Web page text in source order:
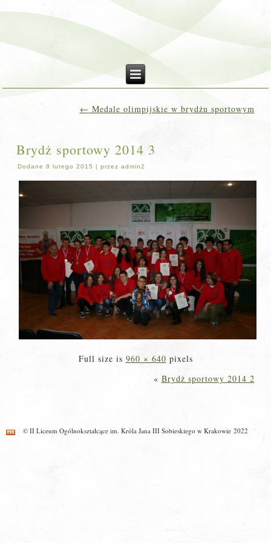
← Medale olimpijskie w brydżu sportowym
Brydż sportowy 2014 3
Dodane 8 lutego 2015 |przez admin2
Full size is 960 × 640 pixels
« Brydż sportowy 2014 2
© II Liceum Ogólnokształcące im. Króla Jana III Sobieskiego w Krakowie 2022